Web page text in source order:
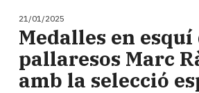
21/01/2025
Medalles en
pallaresos Marc
amb la selecció